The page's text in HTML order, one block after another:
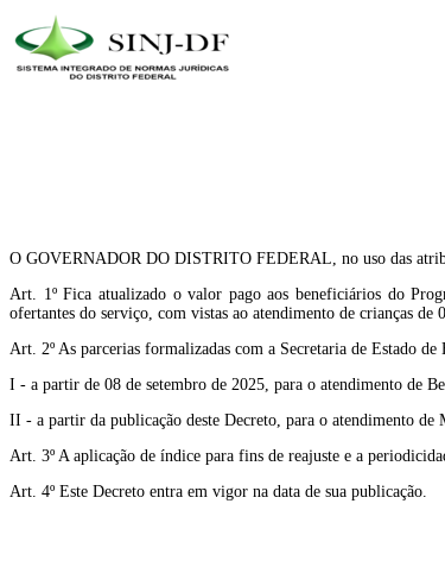
O GOVERNADOR DO DISTRITO FEDERAL, no uso das
Art. 1º Fica atualizado o valor pago aos beneficiários do
ofertantes do serviço, com vistas ao atendimento de crianças de
Art. 2º As parcerias formalizadas com a Secretaria de Estado
I - a partir de 08 de setembro de 2025, para o atendimento de
II - a partir da publicação deste Decreto, para o atendimento de
Art. 3º A aplicação de índice para fins de reajuste e a
Art. 4º Este Decreto entra em vigor na data de sua publicação.